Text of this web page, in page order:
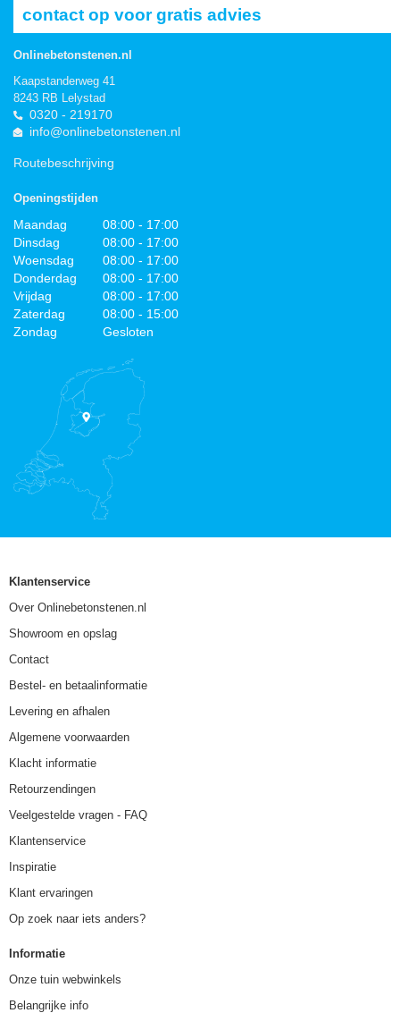
contact op voor gratis advies
Onlinebetonstenen.nl
Kaapstanderweg 41
8243 RB Lelystad
0320 - 219170
info@onlinebetonstenen.nl
Routebeschrijving
Openingstijden
Maandag
08:00 - 17:00
Dinsdag
08:00 - 17:00
Woensdag
08:00 - 17:00
Donderdag
08:00 - 17:00
Vrijdag
08:00 - 17:00
Zaterdag
08:00 - 15:00
Zondag
Gesloten
Klantenservice
Over Onlinebetonstenen.nl
Showroom en opslag
Contact
Bestel- en betaalinformatie
Levering en afhalen
Algemene voorwaarden
Klacht informatie
Retourzendingen
Veelgestelde vragen - FAQ
Klantenservice
Inspiratie
Klant ervaringen
Op zoek naar iets anders?
Informatie
Onze tuin webwinkels
Belangrijke info